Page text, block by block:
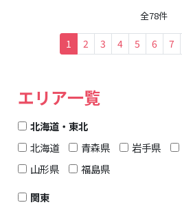
全78件
1 2 3 4 5 6 7
エリア一覧
北海道・東北
北海道
青森県 岩手県
山形県
福島県
関東